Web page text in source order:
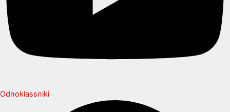
Odnoklassniki